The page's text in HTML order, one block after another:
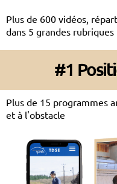
Plus de 600 vidéos,
dans 5 grandes rubriques
#1
Plus de 15 programmes
et à l'obstacle